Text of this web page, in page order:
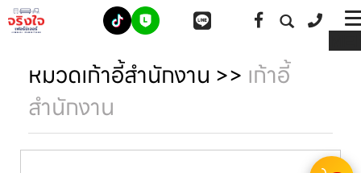
หมวดเก้าอี้สำนักงาน >> เก้าอี้
สำนักงาน